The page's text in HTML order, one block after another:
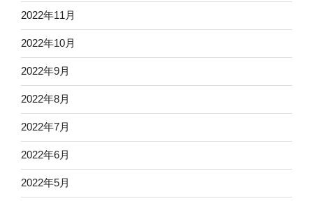
2022年11月
2022年10月
2022年9月
2022年8月
2022年7月
2022年6月
2022年5月